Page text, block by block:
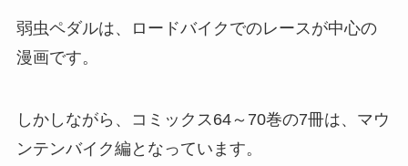
弱虫ペダルは、ロードバイクでのレースが中心の
漫画です。
しかしながら、コミックス64～70巻の7冊は、マウ
ンテンバイク編となっています。